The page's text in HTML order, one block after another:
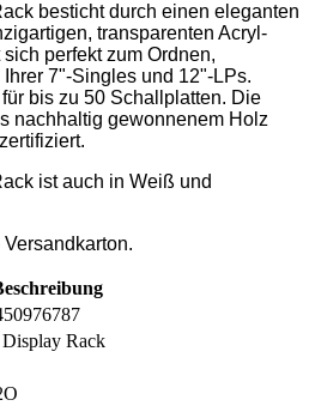
besticht durch einen eleganten
transparenten Acryl-
perfekt zum Ordnen,
7"-Singles und 12"-LPs.
bis zu 50 Schallplatten. Die
nachhaltig gewonnenem Holz
ist auch in Weiß und
Rack